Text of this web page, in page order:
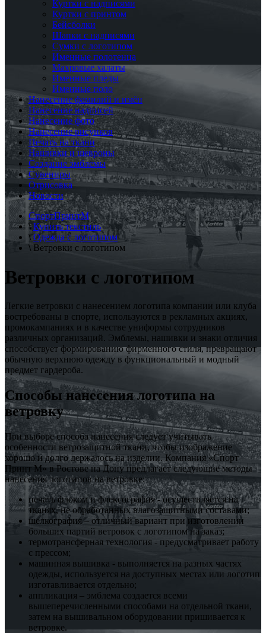
Куртки с надписями
Куртки с принтом
Бейсболки
Шапки с надписями
Сумки с логотипом
Именные полотенца
Махровые халаты
Именные пледы
Именные поло
Нанесение фамилий и имён
Нанесение надписей
Нанесение фото
Нанесение рисунков
Печать на ткани
Нашивки и шевроны
Создание эмблемы
Сувениры
Отрисовка
Новости
СпортПринтМ
\Купить текстиль
\Одежда с логотипом
\ Ветровки с логотипом
Ветровки с логотипом
Легкие ветровки с нанесением логотипа компании или клуба
востребованы в спорте, используются в рекламных акциях,
промокампаниях и в качестве униформы сотрудников
различных организаций. Эмблемы, нашивки и знаки отличия
способствует формированию фирменного стиля, превращают
обычную верхнюю одежду в функциональный и модный
предмет гардероба.
Способы нанесения логотипа на
ветровку
При выборе способа нанесения следует учитывать
особенности ветрозащитной ткани, чтобы изображение
хорошо и долго держалось на изделии. Компания «Спорт
Принт М» в Ростове на Дону предлагает следующие методы
нанесения логотипов на ветровке:
печать флоком и флексография - осуществляется на
тканях, не обработанных влагозащитными составами;
шелкография – отличный вариант при изготовлении
больших партий ветровок с логотипом на заказ;
термотрансферная технология - предусматривает работу
с прессом;
машинная вышивка - выполняется на разных частях
одежды, используется на доступных местах или логотип
изготавливается отдельно;
аппликация – эмблема создается всеми
вышеперечисленными способами на отдельной ткани,
затем на вышивальном оборудовании пришивается к
ветровке.